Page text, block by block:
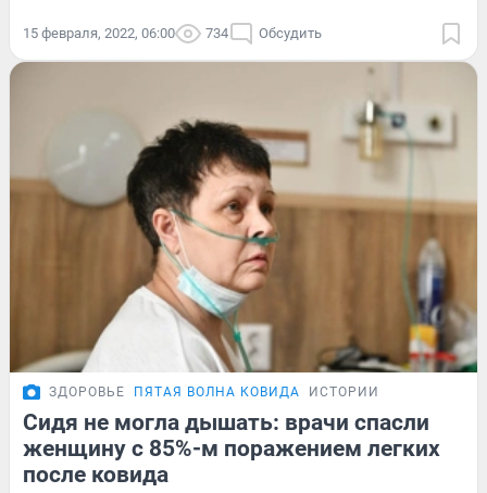
15 февраля, 2022, 06:00 734 Обсудить
ЗДОРОВЬЕ ПЯТАЯ ВОЛНА КОВИДА ИСТОРИИ
Сидя не могла дышать: врачи спасли
женщину с 85%-м поражением легких
после ковида